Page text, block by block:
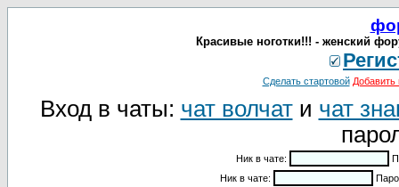
Красивые ноготки!!! - женский
Сделать стартовой Добавить
Вход в чаты: чат волчати чат
Ник в чате:
Ник в чате: